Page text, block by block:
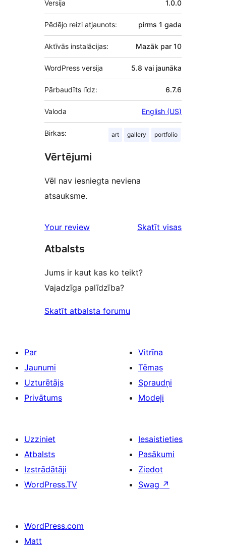
Versija 1.0.0
Pēdējo reizi atjaunots: pirms 1 gada
Aktīvās instalācijas: Mazāk par 10
WordPress versija 5.8 vai jaunāka
Pārbaudīts līdz: 6.7.6
Valoda English (US)
Birkas: art gallery portfolio
Vērtējumi
Vēl nav iesniegta neviena
atsauksme.
Your review Skatīt visasatsauksmes
Atbalsts
Jums ir kaut kas ko teikt?
Vajadzīga palīdzība?
Skatīt atbalsta forumu
Par
Jaunumi
Uzturētājs
Privātums
Vitrīna
Tēmas
Spraudņi
Modeļi
Uzziniet
Atbalsts
Izstrādātāji
WordPress.TV
Iesaistieties
Pasākumi
Ziedot
Swag ↗
WordPress.com
Matt